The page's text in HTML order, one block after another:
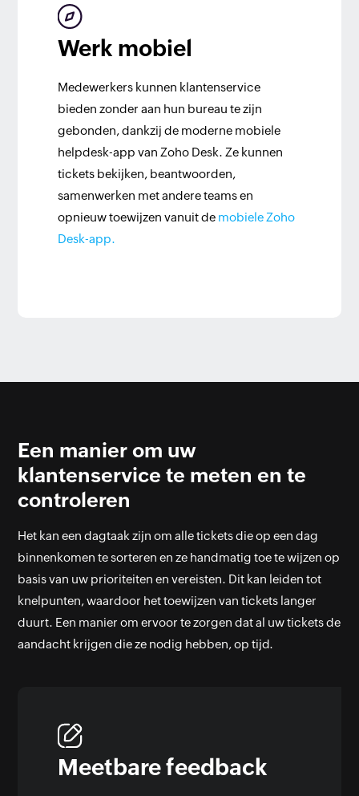
Werk mobiel
Medewerkers kunnen klantenservice
bieden zonder aan hun bureau te zijn
gebonden, dankzij de moderne mobiele
helpdesk-app van Zoho Desk. Ze kunnen
tickets bekijken, beantwoorden,
samenwerken met andere teams en
opnieuw toewijzen vanuit de mobiele Zoho
Desk-app.
Een manier om uw
klantenservice te meten en te
controleren
Het kan een dagtaak zijn om alle tickets die op een dag
binnenkomen te sorteren en ze handmatig toe te wijzen op
basis van uw prioriteiten en vereisten. Dit kan leiden tot
knelpunten, waardoor het toewijzen van tickets langer
duurt. Een manier om ervoor te zorgen dat al uw tickets de
aandacht krijgen die ze nodig hebben, op tijd.
Meetbare feedback